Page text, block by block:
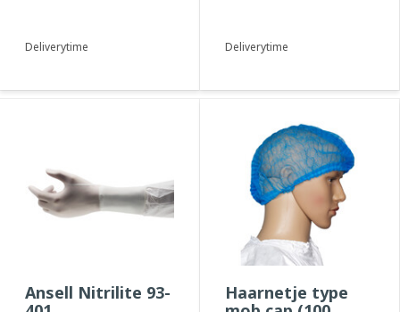
Deliverytime Deliverytime
Ansell Nitrilite 93-
Haarnetje type